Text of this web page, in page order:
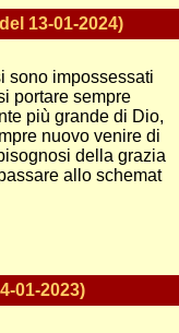
13-01-2024)
sono impossessati
portare sempre
più grande di Dio,
nuovo venire di
della grazia
allo schemat
01-2023)